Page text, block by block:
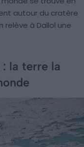
autour du cratère
relève à Dallol une
: la terre la